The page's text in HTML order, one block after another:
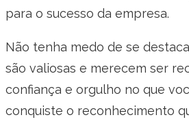
para o sucesso da empresa.
Não tenha medo de se
são valiosas e merecem ser
confiança e orgulho no que
conquiste o reconhecimento